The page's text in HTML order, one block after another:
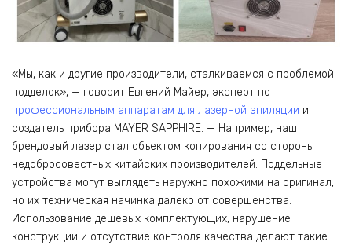
«Мы, как и другие производители, сталкиваемся с проблемой
подделок», — говорит Евгений Майер, эксперт по
профессиональным аппаратам для лазерной эпиляции и
создатель прибора MAYER SAPPHIRE. — Например, наш
брендовый лазер стал объектом копирования со стороны
недобросовестных китайских производителей. Поддельные
устройства могут выглядеть наружно похожими на оригинал,
но их техническая начинка далеко от совершенства.
Использование дешевых комплектующих, нарушение
конструкции и отсутствие контроля качества делают такие